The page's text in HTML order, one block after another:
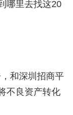
哪里去找这20
和深圳招商平
不良资产转化